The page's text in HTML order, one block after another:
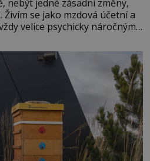
nebýt jedné zásadní změny,
se jako mzdová účetní a
velice psychicky náročným
se hlídání týče. Dalo by se